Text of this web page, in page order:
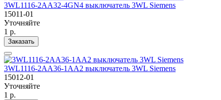
3WL1116-2AA32-4GN4 выключатель 3WL Siemens
15011-01
Уточняйте
1 р.
Заказать
3WL1116-2AA36-1AA2 выключатель 3WL Siemens
15012-01
Уточняйте
1 р.